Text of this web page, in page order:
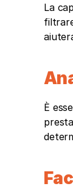
La
È